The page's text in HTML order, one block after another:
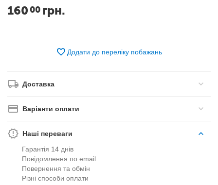
160 00 грн.
Додати до переліку побажань
Доставка
Варіанти оплати
Наші переваги
Гарантія 14 днів
Повідомлення по email
Повернення та обмін
Різні способи оплати